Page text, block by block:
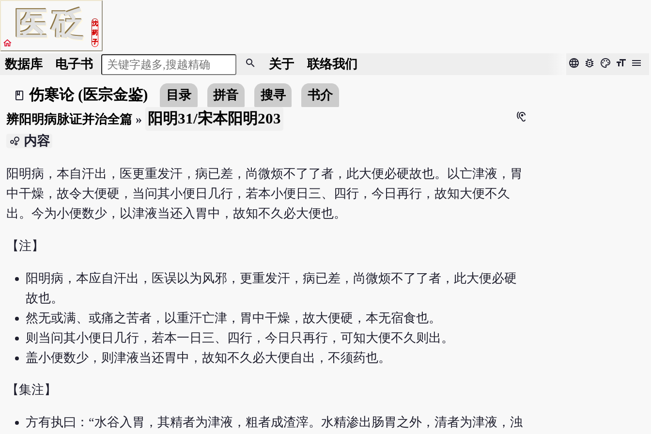
医砭
沈
药
子
home
数据库 电子书 search 关于 联络我们 language bug_report color_lens format_size menu
book_2
伤寒论 (医宗金鉴) 目录 拼音 搜寻
书介
辨阳明病脉证并治全篇» 阳明31/宋本阳明203 hearing
bubble_chart 内容
阳明病，本自汗出，医更重发汗，病已差，尚微烦不了了者，此大便必硬故也。以亡津液，胃
中干燥，故令大便硬，当问其小便日几行，若本小便日三、四行，今日再行，故知大便不久
出。今为小便数少，以津液当还入胃中，故知不久必大便也。
【注】
阳明病，本应自汗出，医误以为风邪，更重发汗，病已差，尚微烦不了了者，此大便必硬
故也。
然无或满、或痛之苦者，以重汗亡津，胃中干燥，故大便硬，本无宿食也。
则当问其小便日几行，若本一日三、四行，今日只再行，可知大便不久则出。
盖小便数少，则津液当还胃中，故知不久必大便自出，不须药也。
【集注】
方有执曰：“水谷入胃，其精者为津液，粗者成渣滓。水精渗出肠胃之外，清者为津液，浊